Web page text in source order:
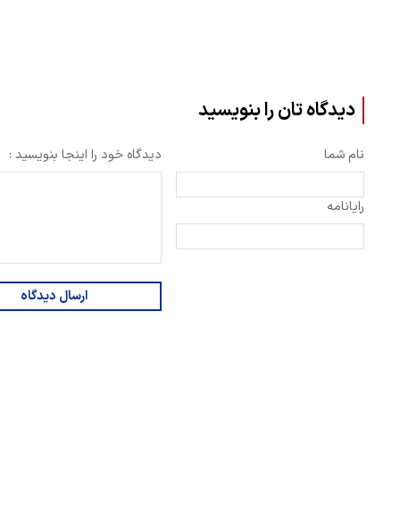
دیدگاه تان را بنویسید
نام شما
رایانامه
دیدگاه خود را اینجا بنویسید :
ارسال دیدگاه